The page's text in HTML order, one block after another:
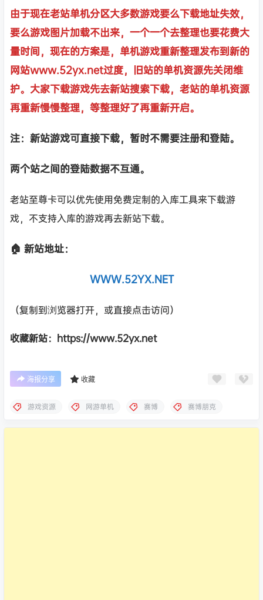
由于现在老站单机分区大多数游戏要么下载地址失效，
要么游戏图片加载不出来，一个一个去整理也要花费大
量时间，现在的方案是，单机游戏重新整理发布到新的
网站www.52yx.net过度，旧站的单机资源先关闭维
护。大家下载游戏先去新站搜索下载，老站的单机资源
再重新慢慢整理，等整理好了再重新开启。
注：新站游戏可直接下载，暂时不需要注册和登陆。
两个站之间的登陆数据不互通。
老站至尊卡可以优先使用免费定制的入库工具来下载游
戏，不支持入库的游戏再去新站下载。
🏠 新站地址：
WWW.52YX.NET
（复制到浏览器打开，或直接点击访问）
收藏新站：https://www.52yx.net
海报分享 收藏
游戏资源 网游单机 赛博 赛博朋克